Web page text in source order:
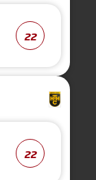
22
22